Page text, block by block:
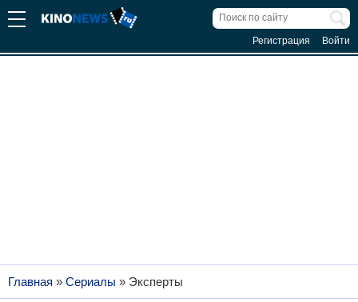
Регистрация Войти
Главная » Сериалы » Эксперты